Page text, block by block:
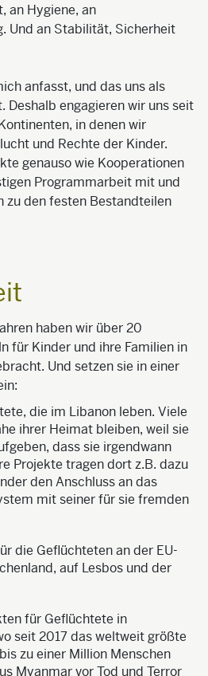
an Hygiene, an
Und an Stabilität, Sicherheit
anfasst, und das uns als
engagieren wir uns seit
in denen wir
und Rechte der Kinder.
genauso wie Kooperationen
Programmarbeit mit und
zu den festen Bestandteilen
haben wir über 20
für Kinder und ihre Familien in
Und setzen sie in einer
die im Libanon leben. Viele
ihrer Heimat bleiben, weil sie
dass sie irgendwann
Projekte tragen dort z.B. dazu
den Anschluss an das
mit seiner für sie fremden
die Geflüchteten an der EU-
auf Lesbos und der
für Geflüchtete in
seit 2017 das weltweit größte
zu einer Million Menschen
Myanmar vor Tod und Terror